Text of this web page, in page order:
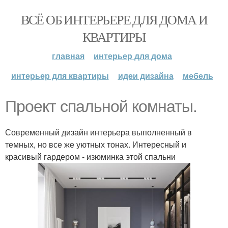
ВСЁ ОБ ИНТЕРЬЕРЕ ДЛЯ ДОМА И
КВАРТИРЫ
главная
интерьер для дома
интерьер для квартиры
идеи дизайна мебель
Проект спальной комнаты.
Современный дизайн интерьера выполненный в
темных, но все же уютных тонах. Интересный и
красивый гардером - изюминка этой спальни